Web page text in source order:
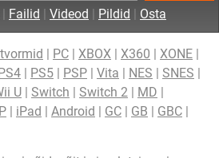
| Failid | Videod | Pildid | Osta
| PC | XBOX | X360 | XONE |
| PS5 | PSP | Vita | NES | SNES |
U | Switch | Switch 2 | MD |
| iPad | Android | GC | GB | GBC |